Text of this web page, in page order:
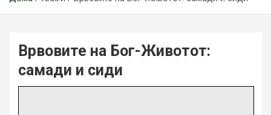
Врвовите на Бог-Животот:
самади и сиди